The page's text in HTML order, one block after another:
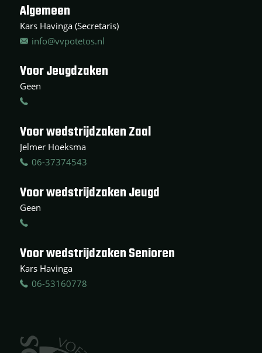
Algemeen
Kars Havinga (Secretaris)
info@vvpotetos.nl
Voor Jeugdzaken
Geen
Voor wedstrijdzaken Zaal
Jelmer Hoeksma
06-37374543
Voor wedstrijdzaken Jeugd
Geen
Voor wedstrijdzaken Senioren
Kars Havinga
06-53160778